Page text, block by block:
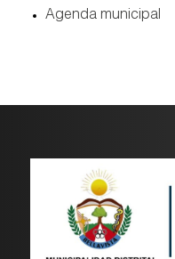
agenda municipal